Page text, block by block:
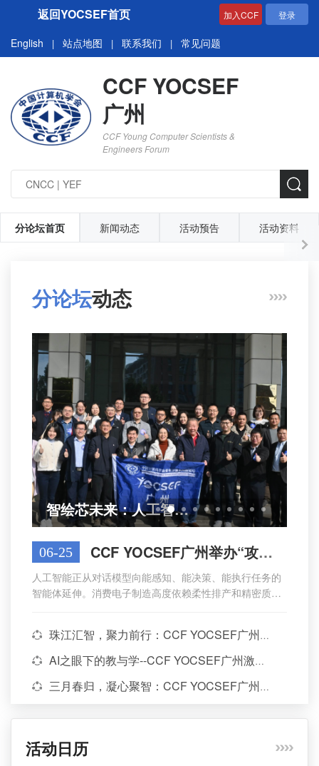
返回YOCSEF首页 加入CCF 登录
English | 站点地图 | 联系我们 | 常见问题
CCF YOCSEF
广州
CCF Young Computer Scientists &
Engineers Forum
分论坛首页 新闻动态 活动预告 活动资料
分论坛动态
智绘芯未来：人工智能驱动国产EDA突围之路
06-25 CCF YOCSEF广州举办“攻坚落地｜智能体赋能消费电子智能制造：困境与破...
人工智能正从对话模型向能感知、能决策、能执行任务的
智能体延伸。消费电子制造高度依赖柔性排产和精密质
上...
珠江汇智，聚力前行：CCF YOCSEF广州举办第24届学术委员会第一次会议
AI之眼下的教与学--CCF YOCSEF广州激辩行为分析技术赋能教育的路径与边界
三月春归，凝心聚智：CCF YOCSEF广州举办2026-2027年度选题预热CLUB活动
活动日历